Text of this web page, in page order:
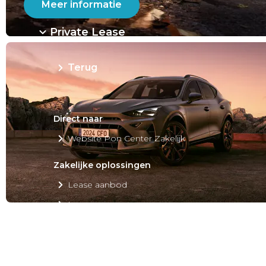
Private Lease
Terug
Direct naar
Website Pon Center Zakelijk
Zakelijke oplossingen
Lease aanbod
Leasevormen
Meer informatie